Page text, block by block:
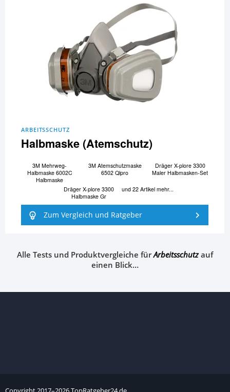
ARBEITSSCHUTZ
Halbmaske (Atemschutz)
3M Mehrweg-
Halbmaske 6002C
Halbmaske
3M Atemschutzmaske
6502 Qlpro
Dräger X-plore 3300
Maler Halbmasken-Set
Dräger X-plore 3300
Halbmaske Gr
und 22 Artikel mehr...
Zum Vergleich und Ratgeber
Alle Tests und Produktvergleiche fürArbeitsschutzauf
einen Blick…